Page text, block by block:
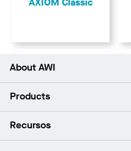
About AWI
Acerca de nosotros
Sala de prensa
Products
Plafones
Recursos